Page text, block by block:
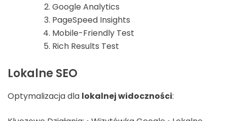
Google Analytics
PageSpeed Insights
Mobile-Friendly Test
Rich Results Test
Lokalne SEO
Optymalizacja dla lokalnej widoczności: